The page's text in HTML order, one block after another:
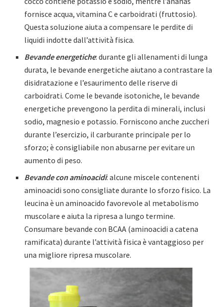
fornisce acqua, vitamina C e carboidrati (fruttosio).
Questa soluzione aiuta a compensare le perdite di
liquidi indotte dall’attività fisica.
Bevande energetiche: durante gli allenamenti di lunga
durata, le bevande energetiche aiutano a contrastare la
disidratazione e l’esaurimento delle riserve di
carboidrati. Come le bevande isotoniche, le bevande
energetiche prevengono la perdita di minerali, inclusi
sodio, magnesio e potassio. Forniscono anche zuccheri
durante l’esercizio, il carburante principale per lo
sforzo; è consigliabile non abusarne per evitare un
aumento di peso.
Bevande con aminoacidi: alcune miscele contenenti
aminoacidi sono consigliate durante lo sforzo fisico. La
leucina è un aminoacido favorevole al metabolismo
muscolare e aiuta la ripresa a lungo termine.
Consumare bevande con BCAA (aminoacidi a catena
ramificata) durante l’attività fisica è vantaggioso per
una migliore ripresa muscolare.